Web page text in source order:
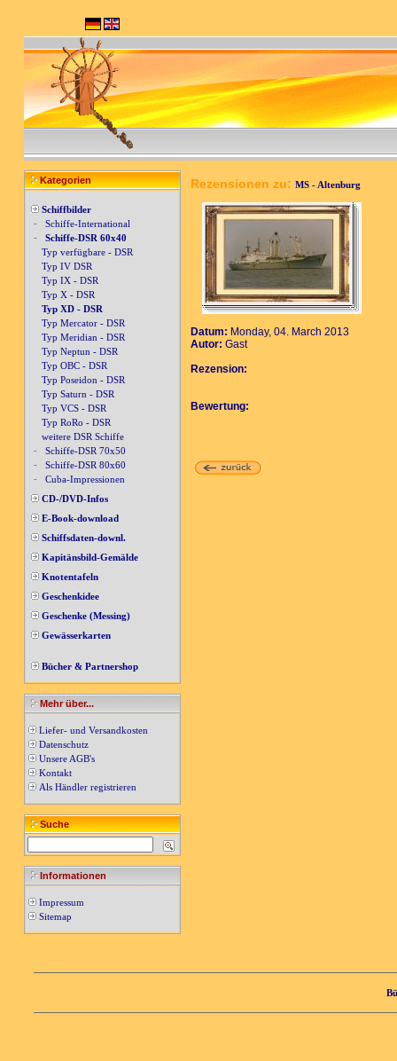
Kategorien
Schiffbilder
- Schiffe-International
- Schiffe-DSR 60x40
Typ verfügbare - DSR
Typ IV DSR
Typ IX - DSR
Typ X - DSR
Typ XD - DSR
Typ Mercator - DSR
Typ Meridian - DSR
Typ Neptun - DSR
Typ OBC - DSR
Typ Poseidon - DSR
Typ Saturn - DSR
Typ VCS - DSR
Typ RoRo - DSR
weitere DSR Schiffe
- Schiffe-DSR 70x50
- Schiffe-DSR 80x60
- Cuba-Impressionen
CD-/DVD-Infos
E-Book-download
Schiffsdaten-downl.
Kapitänsbild-Gemälde
Knotentafeln
Geschenkidee
Geschenke (Messing)
Gewässerkarten
Bücher & Partnershop
Mehr über...
Liefer- und Versandkosten
Datenschutz
Unsere AGB's
Kontakt
Als Händler registrieren
Suche
Informationen
Impressum
Sitemap
Rezensionen zu: MS - Altenburg
Datum: Monday, 04. March 2013
Autor: Gast
Rezension:
Bewertung: